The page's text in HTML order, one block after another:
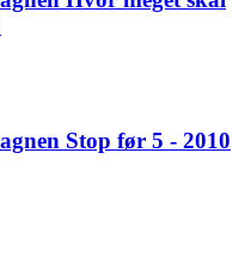
Stop før 5 - 2010